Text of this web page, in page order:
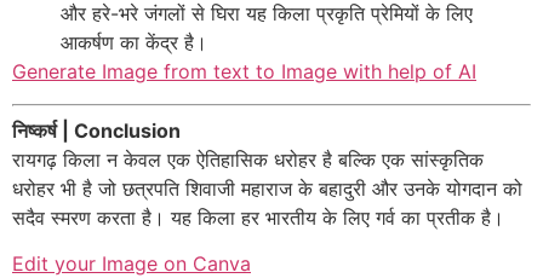
और हरे-भरे जंगलों से घिरा यह किला प्रकृति प्रेमियों के लिए
आकर्षण का केंद्र है।
Generate Image from text to Image with help of AI
निष्कर्ष | Conclusion
रायगढ़ किला न केवल एक ऐतिहासिक धरोहर है बल्कि एक सांस्कृतिक
धरोहर भी है जो छत्रपति शिवाजी महाराज के बहादुरी और उनके योगदान को
सदैव स्मरण करता है। यह किला हर भारतीय के लिए गर्व का प्रतीक है।
Edit your Image on Canva